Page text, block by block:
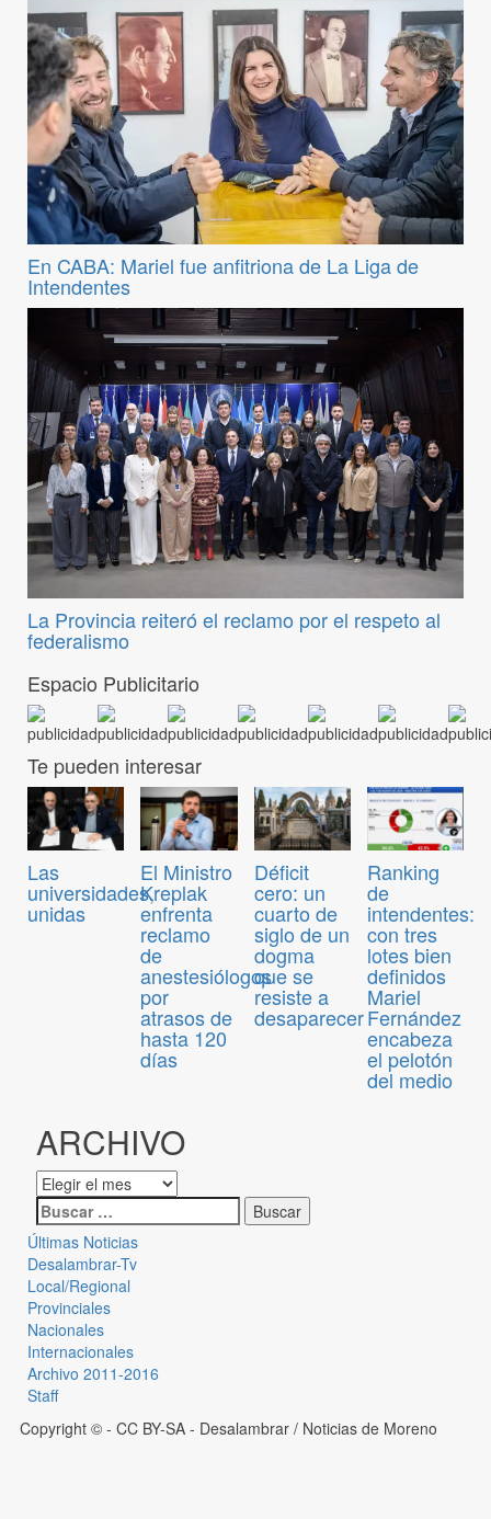
En CABA: Mariel fue anfitriona de La Liga de
Intendentes
La Provincia reiteró el reclamo por el respeto al
federalismo
Espacio Publicitario
Te pueden interesar
Las
universidades,
unidas
El Ministro
Kreplak
enfrenta
reclamo
de
anestesiólogos
por
atrasos de
hasta 120
días
Déficit
cero: un
cuarto de
siglo de un
dogma
que se
resiste a
desaparecer
Ranking
de
intendentes:
con tres
lotes bien
definidos
Mariel
Fernández
encabeza
el pelotón
del medio
ARCHIVO
Últimas Noticias
Desalambrar-Tv
Local/Regional
Provinciales
Nacionales
Internacionales
Archivo 2011-2016
Staff
Copyright © - CC BY-SA - Desalambrar / Noticias de Moreno